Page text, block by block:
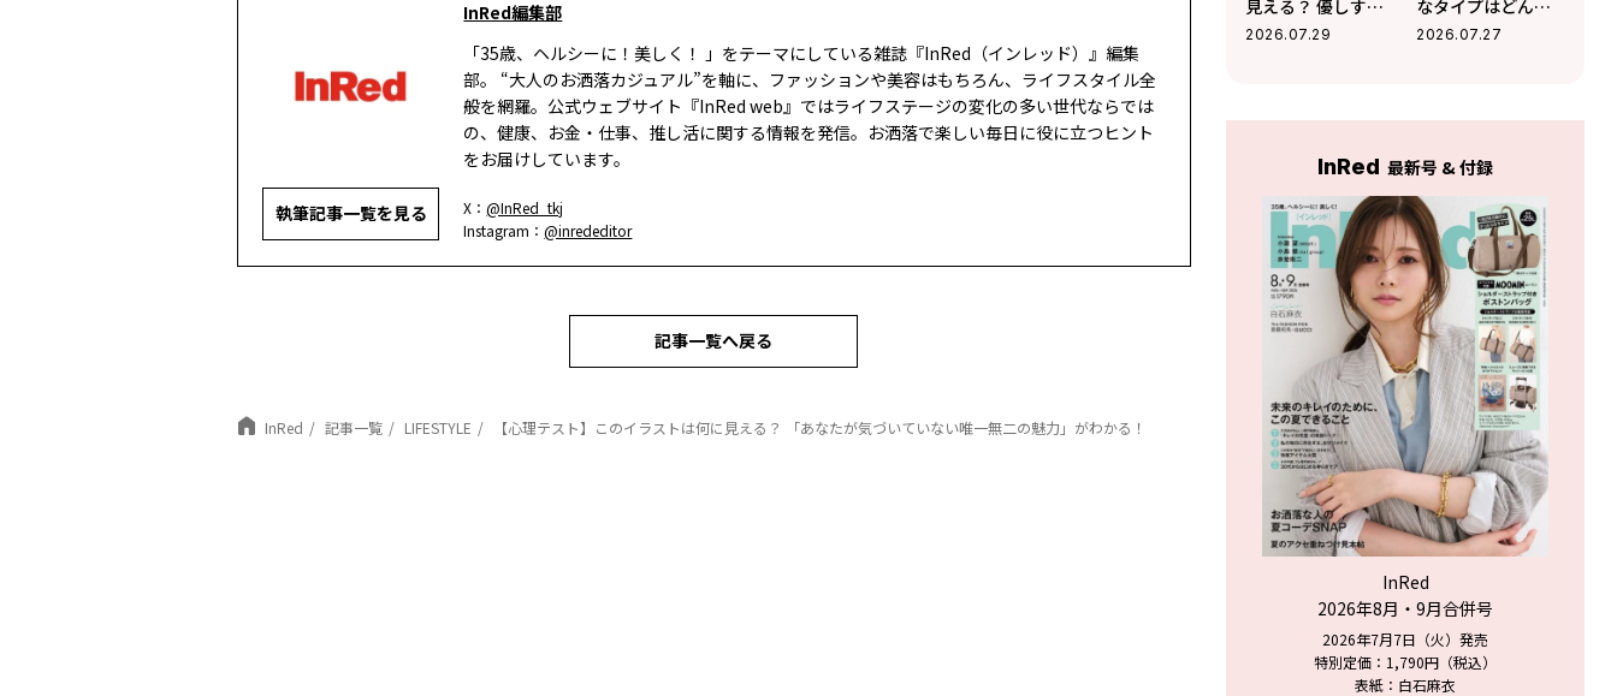
執筆記事一覧を見る
InRed編集部
「35歳、ヘルシーに！美しく！ 」をテーマにしている雑誌『InRed（インレッド）』編集
部。 “大人のお洒落カジュアル”を軸に、ファッションや美容はもちろん、ライフスタイル全
般を網羅。公式ウェブサイト『InRed web』ではライフステージの変化の多い世代ならでは
の、健康、お金・仕事、推し活に関する情報を発信。お洒落で楽しい毎日に役に立つヒント
をお届けしています。
X：@InRed_tkj
Instagram：@inrededitor
記事一覧へ戻る
InRed 記事一覧 LIFESTYLE 【心理テスト】このイラストは何に見える？ 「あなたが気づいていない唯一無二の魅力」がわかる！
見える？ 優しすぎ
て疲れるあなたが
2026.07.29
なタイプはどんな
人？ 「将来なるか
2026.07.27
InRed 最新号 & 付録
InRed
2026年8月・9月合併号
2026年7月7日（火）発売
特別定価：1,790円（税込）
表紙：白石麻衣